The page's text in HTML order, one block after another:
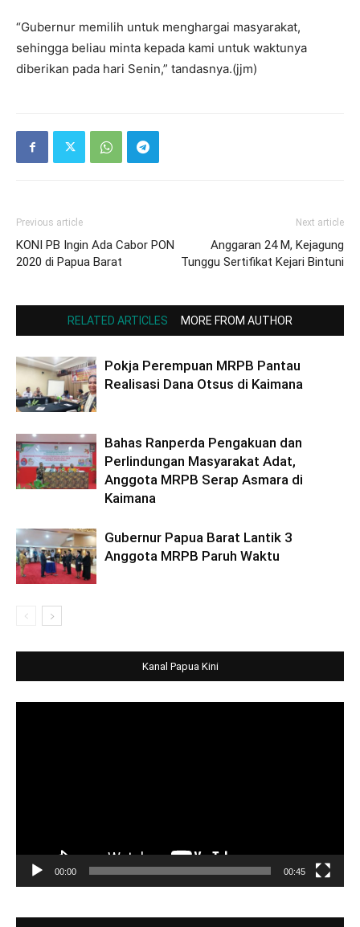
“Gubernur memilih untuk menghargai masyarakat,
sehingga beliau minta kepada kami untuk waktunya
diberikan pada hari Senin,” tandasnya.(jjm)
Previous article
KONI PB Ingin Ada Cabor PON
2020 di Papua Barat
Next article
Anggaran 24 M, Kejagung
Tunggu Sertifikat Kejari Bintuni
RELATED ARTICLES MORE FROM AUTHOR
Pokja Perempuan MRPB Pantau
Realisasi Dana Otsus di Kaimana
Bahas Ranperda Pengakuan dan
Perlindungan Masyarakat Adat,
Anggota MRPB Serap Asmara di
Kaimana
Gubernur Papua Barat Lantik 3
Anggota MRPB Paruh Waktu
Kanal Papua Kini
00:00 00:45